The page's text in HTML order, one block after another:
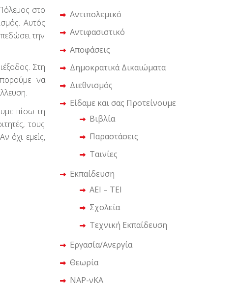
στο
Αυτός
την
Στη
να
πίσω τη
τους
όχι εμείς,
Αντιπολεμικό
Αντιφασιστικό
Αποφάσεις
Δημοκρατικά Δικαιώματα
Διεθνισμός
Είδαμε και σας Προτείνουμε
Βιβλία
Παραστάσεις
Ταινίες
Εκπαίδευση
ΑΕΙ – ΤΕΙ
Σχολεία
Τεχνική Εκπαίδευση
Εργασία/Ανεργία
Θεωρία
ΝΑΡ-νΚΑ